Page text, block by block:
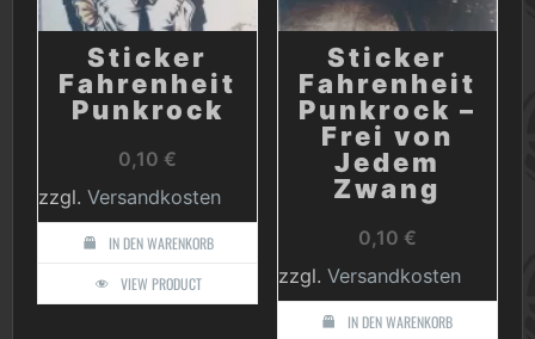
Sticker
Fahrenheit
Punkrock
0,10€
zzgl. Versandkosten
IN DEN WARENKORB
VIEW PRODUCT
Sticker
Fahrenheit
Punkrock –
Frei von
Jedem
Zwang
0,10 €
zzgl. Versandkosten
IN DEN WARENKORB